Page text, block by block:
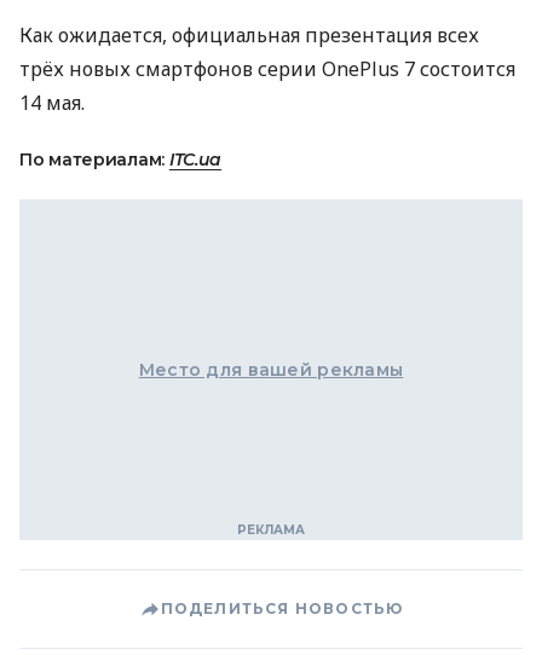
Как ожидается, официальная презентация всех
трёх новых смартфонов серии OnePlus 7 состоится
14 мая.
По материалам: ITC.ua
Место для вашей рекламы
ПОДЕЛИТЬСЯ НОВОСТЬЮ